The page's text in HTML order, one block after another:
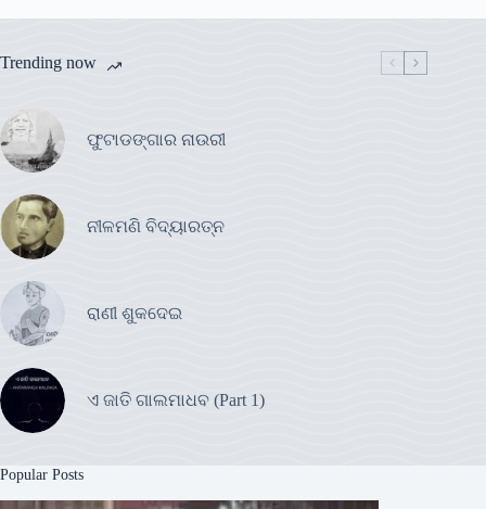
Trending now
ଫୁଟାଡଙ୍ଗାର ନାଉରୀ
ନୀଳମଣି ବିଦ୍ୟାରତ୍ନ
ରାଣୀ ଶୁକଦେଇ
ଏ ଜାତି ଗାଲମାଧବ (Part 1)
Popular Posts